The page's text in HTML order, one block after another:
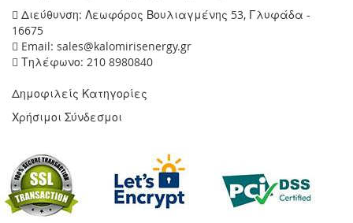
Διεύθυνση: Λεωφόρος Βουλιαγμένης 53, Γλυφάδα -
16675
Email: sales@kalomirisenergy.gr
Τηλέφωνο: 210 8980840
Δημοφιλείς Κατηγορίες
Χρήσιμοι Σύνδεσμοι